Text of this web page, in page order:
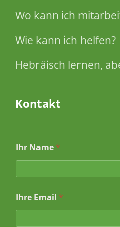
Wo kann ich
Wie kann ich helfen?
Hebräisch lernen,
Kontakt
Ihr Name *
Ihre Email *